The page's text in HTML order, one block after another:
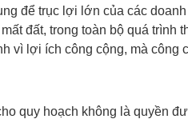
để trục lợi lớn của các
đất, trong toàn bộ quá trình
vì lợi ích công cộng, mà công
quy hoạch không là quyền